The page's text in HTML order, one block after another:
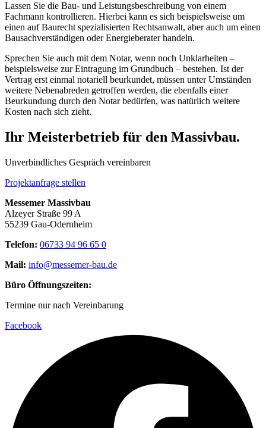
Lassen Sie die Bau- und Leistungsbeschreibung von einem
Fachmann kontrollieren. Hierbei kann es sich beispielsweise um
einen auf Baurecht spezialisierten Rechtsanwalt, aber auch um einen
Bausachverständigen oder Energieberater handeln.
Sprechen Sie auch mit dem Notar, wenn noch Unklarheiten –
beispielsweise zur Eintragung im Grundbuch – bestehen. Ist der
Vertrag erst einmal notariell beurkundet, müssen unter Umständen
weitere Nebenabreden getroffen werden, die ebenfalls einer
Beurkundung durch den Notar bedürfen, was natürlich weitere
Kosten nach sich zieht.
Ihr Meisterbetrieb für den Massivbau.
Unverbindliches Gespräch vereinbaren
Projektanfrage stellen
Messemer Massivbau
Alzeyer Straße 99 A
55239 Gau-Odernheim
Telefon: 06733 94 96 65 0
Mail: info@messemer-bau.de
Büro Öffnungszeiten:
Termine nur nach Vereinbarung
Facebook